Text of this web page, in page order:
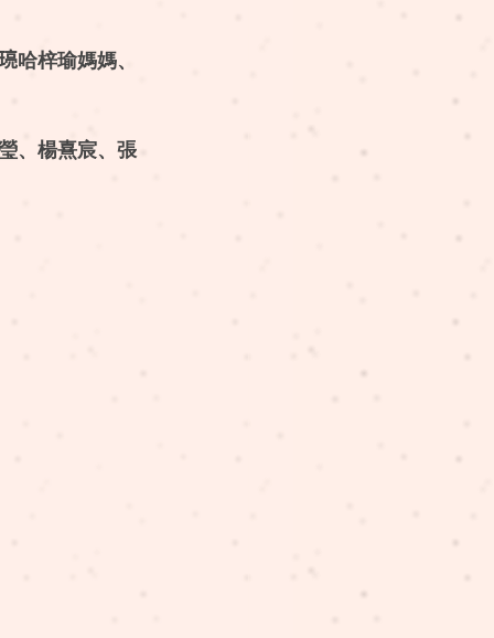
梓瑜媽媽、
、楊熹宸、張